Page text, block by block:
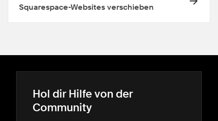
Squarespace-Websites verschieben
Hol dir Hilfe von der
Community